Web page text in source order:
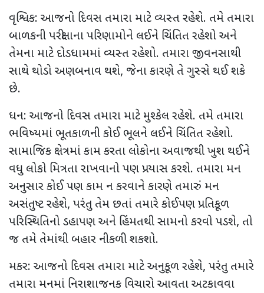
વૃશ્વિક: આજનો દિવસ તમારા માટે વ્યસ્ત રહેશે. તમે તમારા
બાળકની પરીક્ષાના પરિણામોને લઈને ચિંતિત રહેશો અને
તેમના માટે દોડધામમાં વ્યસ્ત રહેશો. તમારા જીવનસાથી
સાથે થોડો અણબનાવ થશે, જેના કારણે તે ગુસ્સે થઈ શકે
છે.
ધન: આજનો દિવસ તમારા માટે મુશ્કેલ રહેશે. તમે તમારા
ભવિષ્યમાં ભૂતકાળની કોઈ ભૂલને લઈને ચિંતિત રહેશો.
સામાજિક ક્ષેત્રમાં કામ કરતા લોકોના અવાજથી ખુશ થઈને
વધુ લોકો મિત્રતા રાખવાનો પણ પ્રયાસ કરશે. તમારા મન
અનુસાર કોઈ પણ કામ ન કરવાને કારણે તમારું મન
અસંતુષ્ટ રહેશે, પરંતુ તેમ છતાં તમારે કોઈપણ પ્રતિકૂળ
પરિસ્થિતિનો ડહાપણ અને હિંમતથી સામનો કરવો પડશે, તો
જ તમે તેમાંથી બહાર નીકળી શકશો.
મકર: આજનો દિવસ તમારા માટે અનુકૂળ રહેશે, પરંતુ તમારે
તમારા મનમાં નિરાશાજનક વિચારો આવતા અટકાવવા